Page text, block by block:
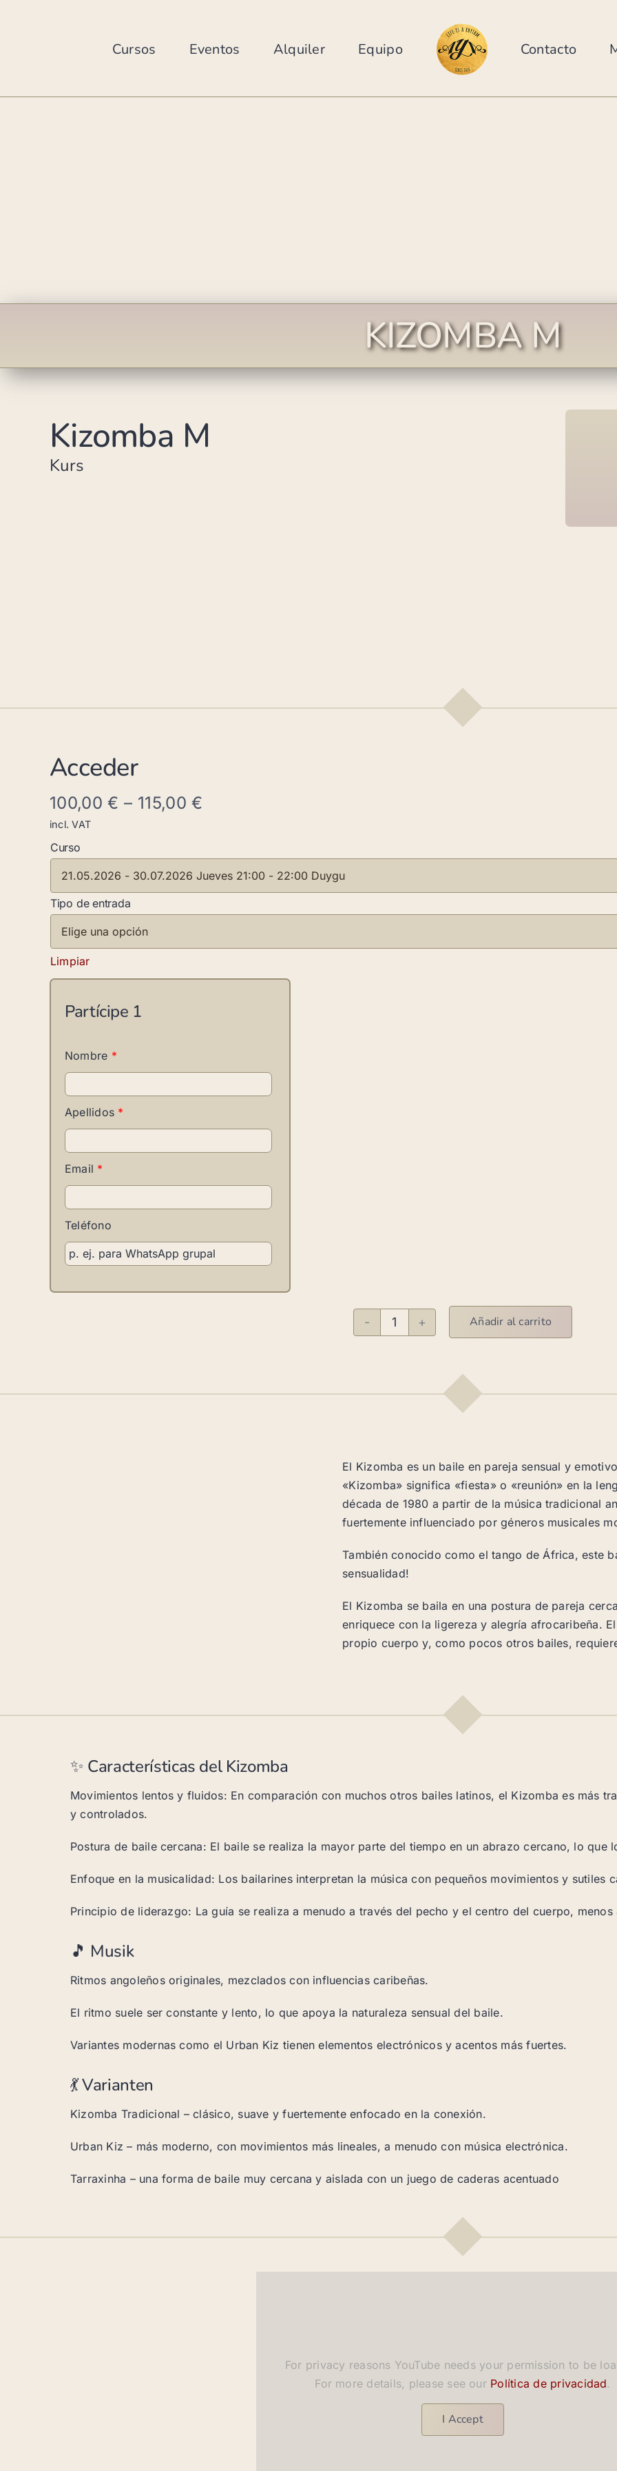
Cursos Eventos Alquiler Equipo Contacto
KIZOMBA M
Kizomba M
Kurs
Acceder
100,00€ – 115,00€
incl. VAT
Curso
Tipo de entrada
Limpiar
Partícipe 1
Nombre *
Apellidos *
Email *
Teléfono
Kizomba
Añadir al carrito
El Kizomba es un baile en pareja sensual y
«Kizomba» significa «fiesta» o «reunión» en la
década de 1980 a partir de la música tradicional
fuertemente influenciado por géneros musicales
También conocido como el tango de África, este
sensualidad!
El Kizomba se baila en una postura de pareja
enriquece con la ligereza y alegría afrocaribeña.
propio cuerpo y, como pocos otros bailes,
✨ Características del Kizomba
Movimientos lentos y fluidos: En comparación con muchos otros bailes latinos, el Kizomba es más
y controlados.
Postura de baile cercana: El baile se realiza la mayor parte del tiempo en un abrazo cercano, lo que
Enfoque en la musicalidad: Los bailarines interpretan la música con pequeños movimientos y sutiles
Principio de liderazgo: La guía se realiza a menudo a través del pecho y el centro del cuerpo,
🎵 Musik
Ritmos angoleños originales, mezclados con influencias caribeñas.
El ritmo suele ser constante y lento, lo que apoya la naturaleza sensual del baile.
Variantes modernas como el Urban Kiz tienen elementos electrónicos y acentos más fuertes.
💃 Varianten
Kizomba Tradicional – clásico, suave y fuertemente enfocado en la conexión.
Urban Kiz – más moderno, con movimientos más lineales, a menudo con música electrónica.
Tarraxinha – una forma de baile muy cercana y aislada con un juego de caderas acentuado
For privacy reasons YouTube needs your permission to be
For more details, please see our Política de privacidad.
I Accept